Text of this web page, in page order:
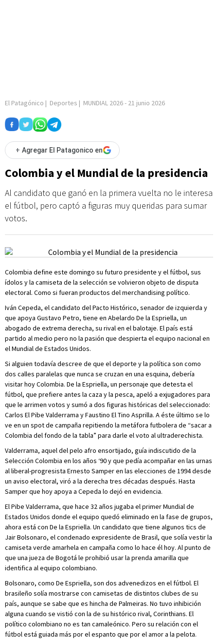
El Patagónico | Deportes | MUNDIAL 2026- 21 junio 2026
+ Agregar El Patagonico en
Colombia y el Mundial de la presidencia
Al candidato que ganó en la primera vuelta no le interesa
el fútbol, pero captó a figuras muy queridas para sumar
votos.
Colombia define este domingo su futuro presidente y el fútbol, sus
ídolos y la camiseta de la selección se volvieron objeto de disputa
electoral. Como si fueran productos del merchandising político.
Iván Cepeda, el candidato del Pacto Histórico, senador de izquierda y
que apoya Gustavo Petro, tiene en Abelardo De la Espriella, un
abogado de extrema derecha, su rival en el balotaje. El país está
partido al medio pero no la pasión que despierta el equipo nacional en
el Mundial de Estados Unidos.
Si alguien todavía descree de que el deporte y la política son como
dos calles paralelas que nunca se cruzan en una esquina, debería
visitar hoy Colombia. De la Espriella, un personaje que detesta el
fútbol, que prefiere antes la caza y la pesca, apeló a exjugadores para
que le arrimen votos y sumó a dos figuras históricas del seleccionado:
Carlos El Pibe Valderrama y Faustino El Tino Asprilla. A éste último se lo
ve en un spot de campaña repitiendo la metáfora futbolera de “sacar a
Colombia del fondo de la tabla” para darle el voto al ultraderechista.
Valderrama, aquel del pelo afro ensortijado, guía indiscutido de la
Selección Colombia en los años ‘90 y que pedía acompañar en las urnas
al liberal-progresista Ernesto Samper en las elecciones de 1994 desde
un aviso electoral, viró a la derecha tres décadas después. Hasta
Samper que hoy apoya a Cepeda lo dejó en evidencia.
El Pibe Valderrama, que hace 32 años jugaba el primer Mundial de
Estados Unidos donde el equipo quedó eliminado en la fase de grupos,
ahora está con De la Espriella. Un candidato que tiene algunos tics de
Jair Bolsonaro, el condenado expresidente de Brasil, que solía vestir la
camiseta verde amarhela en campaña como lo hace él hoy. Al punto de
que una jueza de Bogotá le prohibió usar la prenda amarilla que
identifica al equipo colombiano.
Bolsonaro, como De Espriella, son dos advenedizos en el fútbol. El
brasileño solía mostrarse con camisetas de distintos clubes de su
país, aunque se sabe que es hincha de Palmeiras. No tuvo inhibición
alguna cuando se vistió con la de su histórico rival, Corinthians. El
político colombiano no es tan camaleónico. Pero su relación con el
fútbol está guiada más por el espanto que por el amor a la pelota.